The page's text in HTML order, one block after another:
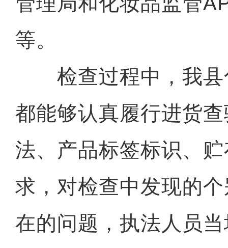
等。
检查过程中，我县
都能够认真履行进货
法、产品标签标识、
求，对检查中发现的
在的问题，执法人员